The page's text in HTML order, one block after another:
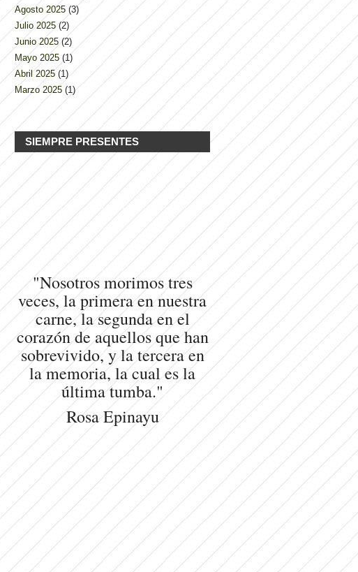
Agosto 2025 (3)
Julio 2025 (2)
Junio 2025 (2)
Mayo 2025 (1)
Abril 2025 (1)
Marzo 2025 (1)
SIEMPRE PRESENTES
"Nosotros morimos tres
veces, la primera en nuestra
carne, la segunda en el
corazón de aquellos que han
sobrevivido, y la tercera en
la memoria, la cual es la
última tumba."
Rosa Epinayu